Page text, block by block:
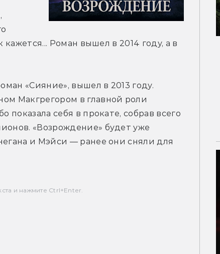
Роман вышел в 2014 году, а в
«Сияние», вышел в 2013 году.
Макгрегором в главной роли
показала себя в прокате, собрав всего
«Возрождение» будет уже
и Мэйси — ранее они сняли для
и нажмите Ctrl+Enter.